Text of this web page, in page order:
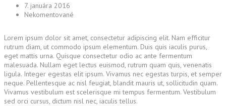
7. januára 2016
Nekomentované
Lorem ipsum dolor sit amet, consectetur adipiscing elit. Nam efficitur
rutrum diam, ut commodo ipsum elementum. Duis quis iaculis purus,
eget mattis urna. Quisque consectetur odio ac ante fermentum
malesuada. Nullam eget lectus euismod, rutrum quam quis, venenatis
ligula. Integer egestas elit ipsum. Vivamus nec egestas turpis, et semper
neque. Pellentesque ac nisl feugiat, blandit mauris ut, sollicitudin quam.
Vivamus vestibulum est scelerisque mi tempus fermentum. Vestibulum
sed orci cursus, dictum nisl nec, iaculis tellus.